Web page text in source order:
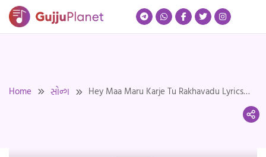
Skip
Home સોન્ગ
Hey Maa Maru Karje Tu Rakhavadu Lyrics |